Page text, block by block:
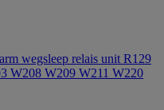
wegsleep relais unit R129
W208 W209 W211 W220